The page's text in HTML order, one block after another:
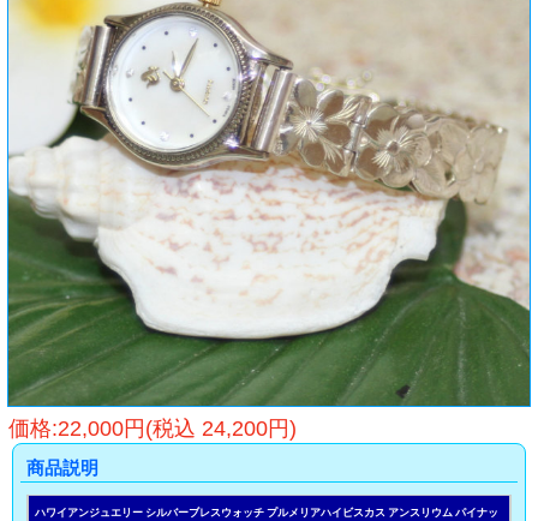
価格:22,000円(税込 24,200円)
商品説明
ハワイアンジュエリー シルバーブレスウォッチ プルメリアハイビスカス アンスリウム パイナッ